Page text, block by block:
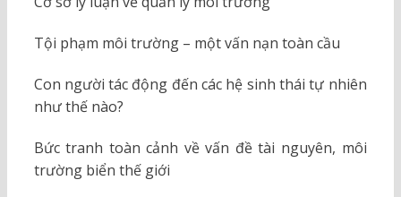
Tội phạm môi trường – một vấn nạn toàn cầu
Con người tác động đến các hệ sinh thái tự nhiên
như thế nào?
Bức tranh toàn cảnh về vấn đề tài nguyên, môi
trường biển thế giới